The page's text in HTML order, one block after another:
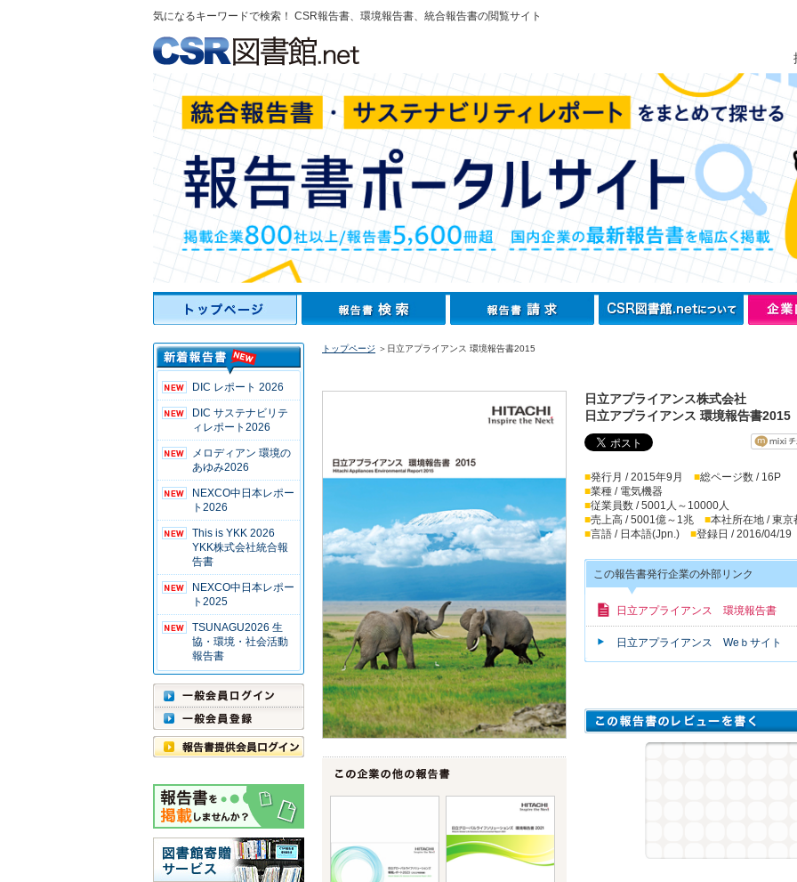
気になるキーワードで検索！ CSR報告書、環境報告書、統合報告書の閲覧サイト
DIC レポート 2026
DIC サステナビリテ
ィレポート2026
メロディアン 環境の
あゆみ2026
NEXCO中日本レポー
ト2026
This is YKK 2026
YKK株式会社統合報
告書
NEXCO中日本レポー
ト2025
TSUNAGU2026 生
協・環境・社会活動
報告書
トップページ ＞日立アプライアンス 環境報告書2015
日立アプライアンス株式会社
日立アプライアンス 環境報告書2015
■発行月 / 2015年9月 ■総ページ数 / 16P
■業種 / 電気機器
■従業員数 / 5001人～10000人
■売上高 / 5001億～1兆 ■本社所在地 / 東京
■言語 / 日本語(Jpn.) ■登録日 / 2016/04/19
この報告書発行企業の外部リンク
日立アプライアンス 環境報告書
日立アプライアンス Weｂサイト